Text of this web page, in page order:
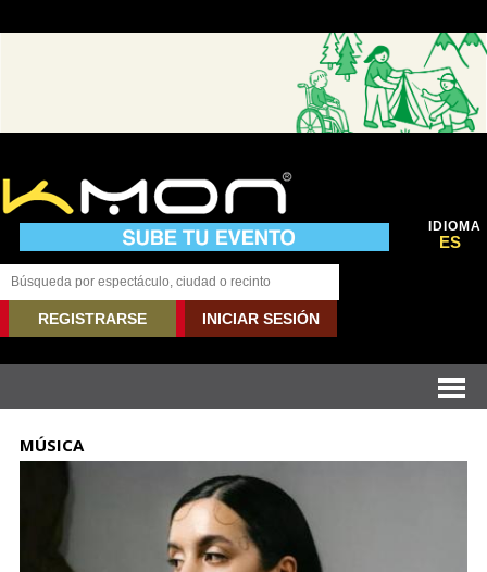
IDIOMA
ES
REGISTRARSE INICIAR SESIÓN
MÚSICA